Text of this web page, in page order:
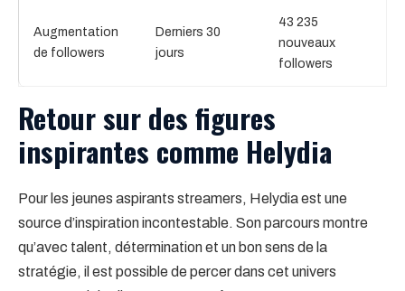
Augmentation
de followers
Derniers 30
jours
43 235
nouveaux
followers
Retour sur des figures
inspirantes comme Helydia
Pour les jeunes aspirants streamers, Helydia est une
source d’inspiration incontestable. Son parcours montre
qu’avec talent, détermination et un bon sens de la
stratégie, il est possible de percer dans cet univers